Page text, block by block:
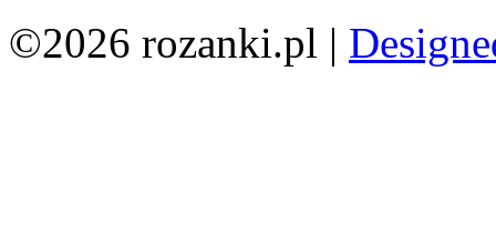
©2026 rozanki.pl |